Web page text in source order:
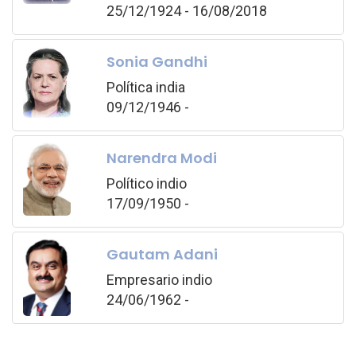
25/12/1924 - 16/08/2018
Sonia Gandhi
Política india
09/12/1946 -
Narendra Modi
Político indio
17/09/1950 -
Gautam Adani
Empresario indio
24/06/1962 -